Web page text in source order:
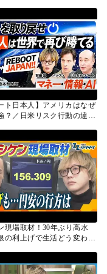
ト日本人】アメリカはなぜ
？／日米リスク行動の違い
生存戦略・価値／野心を取
REBOOT JAPAN】
現場取材！30年ぶり高水
の利上げで生活どう変わ